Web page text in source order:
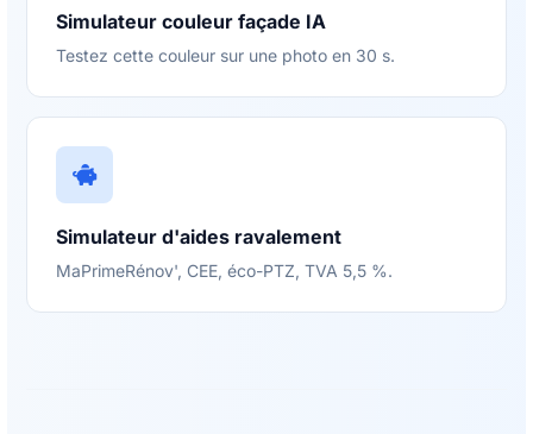
Simulateur couleur façade IA
Testez cette couleur sur une photo en 30 s.
Simulateur d'aides ravalement
MaPrimeRénov', CEE, éco-PTZ, TVA 5,5 %.